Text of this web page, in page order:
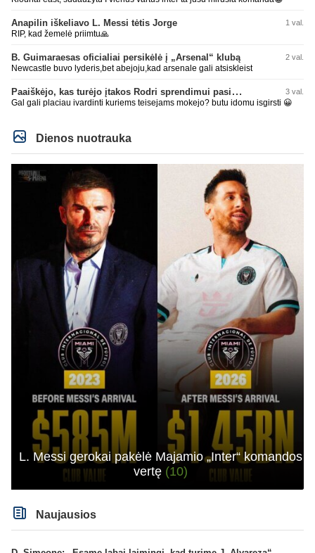
Anapilin iškeliavo L. Messi tėtis Jorge 1 val.
RIP, kad žemelė priimtu🙏
B. Guimaraesas oficialiai persikėlė į „Arsenal“ klubą 2 val.
Newcastle buvo lyderis,bet abejoju,kad arsenale gali atsiskleist
Paaiškėjo, kas turėjo įtakos Rodri sprendimui pasirinkti Barselonos pusę 3 val.
Gal gali placiau ivardinti kuriems teisejams mokejo? butu idomu isgirsti 😀
Dienos nuotrauka
L. Messi gerokai pakėlė Majamio „Inter“ komandos
vertę (10)
Naujausios